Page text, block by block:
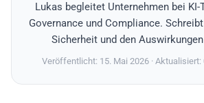
Lukas begleitet Unternehmen bei
Governance und Compliance.
Sicherheit und den
Veröffentlicht: 15. Mai 2026 ·